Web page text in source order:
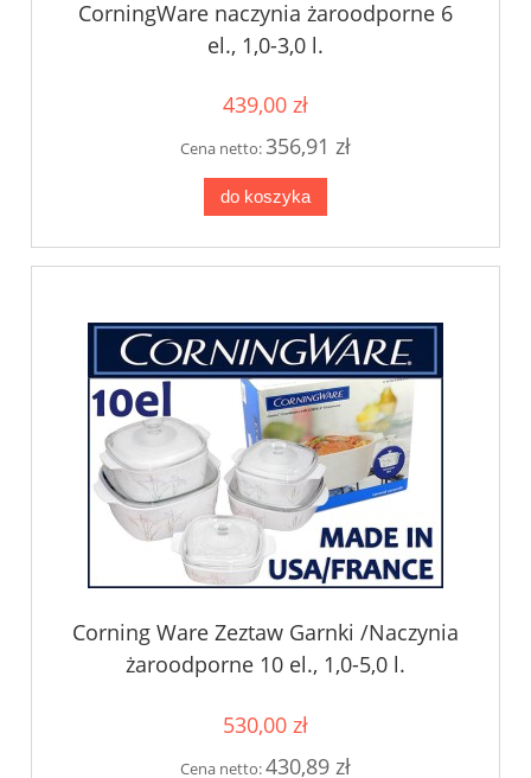
CorningWare naczynia żaroodporne 6
el., 1,0-3,0 l.
439,00 zł
Cena netto:356,91 zł
do koszyka
Corning Ware Zeztaw Garnki /Naczynia
żaroodporne 10 el., 1,0-5,0 l.
530,00 zł
Cena netto:430,89 zł